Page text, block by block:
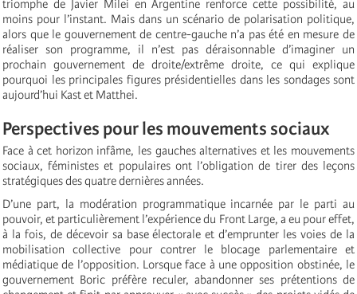
triomphe de Javier Milei en Argentine renforce cette possibilité, au
moins pour l’instant. Mais dans un scénario de polarisation politique,
alors que le gouvernement de centre-gauche n’a pas été en mesure de
réaliser son programme, il n’est pas déraisonnable d’imaginer un
prochain gouvernement de droite/extrême droite, ce qui explique
pourquoi les principales figures présidentielles dans les sondages sont
aujourd’hui Kast et Matthei.
Perspectives pour les mouvements sociaux
Face à cet horizon infâme, les gauches alternatives et les mouvements
sociaux, féministes et populaires ont l’obligation de tirer des leçons
stratégiques des quatre dernières années.
D’une part, la modération programmatique incarnée par le parti au
pouvoir, et particulièrement l’expérience du Front Large, a eu pour effet,
à la fois, de décevoir sa base électorale et d’emprunter les voies de la
mobilisation collective pour contrer le blocage parlementaire et
médiatique de l’opposition. Lorsque face à une opposition obstinée, le
gouvernement Boric préfère reculer, abandonner ses prétentions de